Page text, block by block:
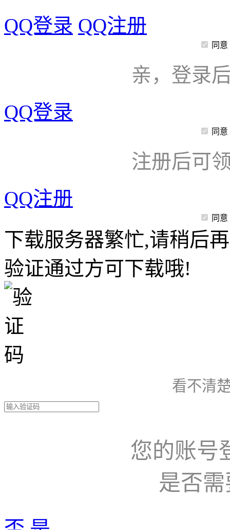
QQ登录 QQ注册
同意
亲，登录
QQ登录
同意
注册后可
QQ注册
同意
下载服务器繁忙,请稍后
验证通过方可下载哦!
看不清
您的账号
是否